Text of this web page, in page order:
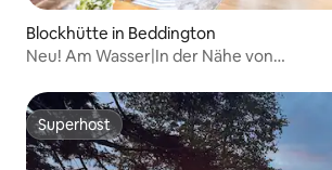
Blockhütte in Beddington
Neu! Am Wasser|In der Nähe von
Superhost
Superhost